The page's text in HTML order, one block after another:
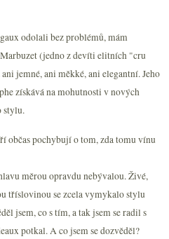
odolali bez problémů, mám
(jedno z devíti elitních "cru
jemné, ani měkké, ani elegantní. Jeho
získává na mohutnosti v nových
stylu.
občas pochybují o tom, zda tomu vínu
měrou opravdu nebývalou. Živé,
tříslovinou se zcela vymykalo stylu
jsem, co s tím, a tak jsem se radil s
potkal. A co jsem se dozvěděl?